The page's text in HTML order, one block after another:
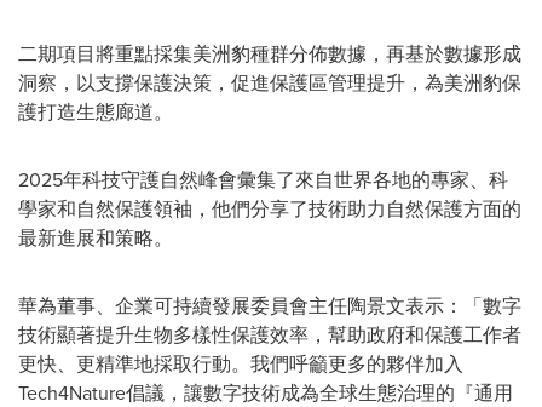
二期項目將重點採集美洲豹種群分佈數據，再基於數據形成
洞察，以支撐保護決策，促進保護區管理提升，為美洲豹保
護打造生態廊道。
2025年科技守護自然峰會彙集了來自世界各地的專家、科
學家和自然保護領袖，他們分享了技術助力自然保護方面的
最新進展和策略。
華為董事、企業可持續發展委員會主任陶景文表示：「數字
技術顯著提升生物多樣性保護效率，幫助政府和保護工作者
更快、更精準地採取行動。我們呼籲更多的夥伴加入
Tech4Nature倡議，讓數字技術成為全球生態治理的『通用